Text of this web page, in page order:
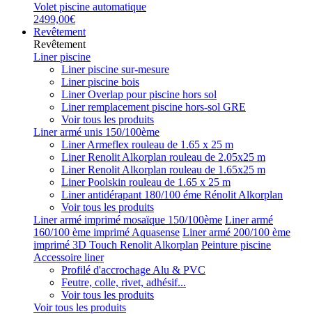
Volet piscine automatique
2499,00€
Revêtement
Revêtement
Liner piscine
Liner piscine sur-mesure
Liner piscine bois
Liner Overlap pour piscine hors sol
Liner remplacement piscine hors-sol GRE
Voir tous les produits
Liner armé unis 150/100ème
Liner Armeflex rouleau de 1.65 x 25 m
Liner Renolit Alkorplan rouleau de 2.05x25 m
Liner Renolit Alkorplan rouleau de 1.65x25 m
Liner Poolskin rouleau de 1.65 x 25 m
Liner antidérapant 180/100 éme Rénolit Alkorplan
Voir tous les produits
Liner armé imprimé mosaïque 150/100ème Liner armé
160/100 ème imprimé Aquasense Liner armé 200/100 ème
imprimé 3D Touch Renolit Alkorplan Peinture piscine
Accessoire liner
Profilé d'accrochage Alu & PVC
Feutre, colle, rivet, adhésif...
Voir tous les produits
Voir tous les produits